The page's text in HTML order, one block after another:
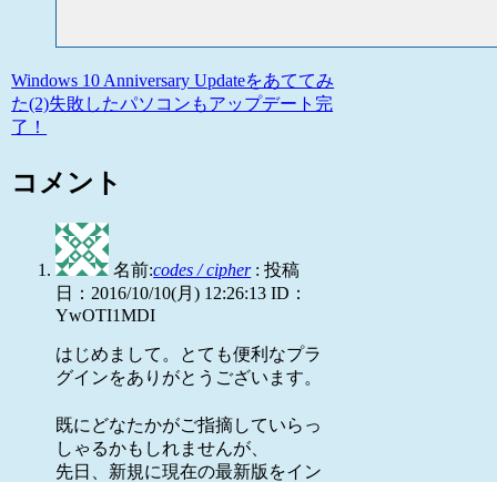
Windows 10 Anniversary Updateをあててみ
た(2)失敗したパソコンもアップデート完
了！
コメント
名前:codes / cipher: 投稿
日：2016/10/10(月) 12:26:13 ID：
YwOTI1MDI
はじめまして。とても便利なプラ
グインをありがとうございます。
既にどなたかがご指摘していらっ
しゃるかもしれませんが、
先日、新規に現在の最新版をイン